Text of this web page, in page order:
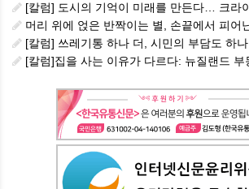
[칼럼] 도시의 기억이 미래를 만든다… 크라이스트처치와 한
머리 위에 얹은 반짝이는 별, 손끝에서 피어난
[칼럼] 쓰레기통 하나 더, 시민의 부담도 하나
[칼럼]집을 사는 이유가 다르다: 뉴질랜드 부동산에서 배운